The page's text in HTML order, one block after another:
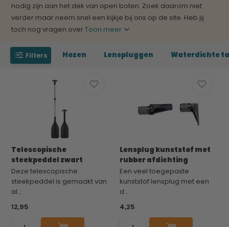
nodig zijn aan het dek van open boten. Zoek daarom niet
verder maar neem snel een kijkje bij ons op de site. Heb jij
toch nog vragen overToon meer
Filters Hozen Lenspluggen Waterdichte
Telescopische
steekpeddel zwart
Deze telescopische
steekpeddel is gemaakt van
al...
12,95
Lensplug kunststof met
rubber afdichting
Een veel toegepaste
kunststof lensplug met een
d...
4,25